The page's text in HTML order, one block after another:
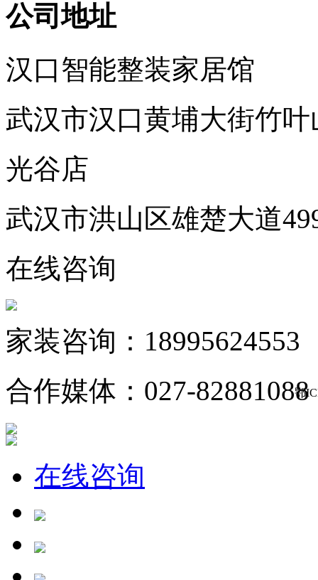
公司地址
汉口智能整装家居馆
武汉市汉口黄埔大街竹
光谷店
武汉市洪山区雄楚大道
在线咨询
家装咨询：18995624553
合作媒体：027-82881088
鄂
在线咨询